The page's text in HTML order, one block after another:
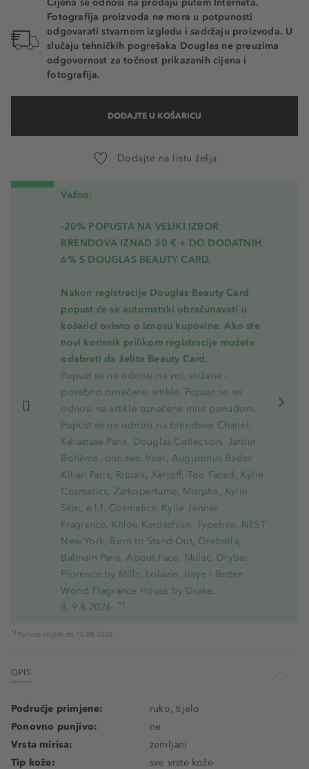
Cijena se odnosi na prodaju putem Interneta.
Fotografija proizvoda ne mora u potpunosti
odgovarati stvarnom izgledu i sadržaju proizvoda. U
slučaju tehničkih pogrešaka Douglas ne preuzima
odgovornost za točnost prikazanih cijena i
fotografija.
DODAJTE U KOŠARICU
Dodajte na listu želja
Važno:
-20% POPUSTA NA VELIKI IZBOR
BRENDOVA IZNAD 30 € + DO DODATNIH
6% S DOUGLAS BEAUTY CARD.
Nakon registracije Douglas Beauty Card
popust će se automatski obračunavati u
košarici ovisno o iznosu kupovine. Ako ste
novi korisnik prilikom registracije možete
odabrati da želite Beauty Card.
Popust se ne odnosi na već snižene i
posebno označene artikle. Popust se ne
odnosi na artikle označene mint ponudom.
Popust se ne odnosi na brendove Chanel,
Kérastase Paris, Douglas Collection, Jardin
Bohème, one.two.free!, Augustinus Bader,
Kilian Paris, Rituals, Xerjoff, Too Faced, Kylie
Cosmetics, Zarkoperfume, Morphe, Kylie
Skin, e.l.f. Cosmetics, Kylie Jenner
Fragrance, Khloe Kardashian, Typebea, NEST
New York, Born to Stand Out, Orebella,
Balmain Paris, About-Face, Mulac, Drybar,
Florence by Mills, Lolavie, Iraye i Better
World Fragrance House by Drake.
8.-9.8.2026. *1
*1 Ponuda vrijedi do 10.08.2026
OPIS
Područje primjene:
ruko, tijelo
Ponovno punjivo:
ne
Vrsta mirisa:
zemljani
Tip kože:
sve vrste kože